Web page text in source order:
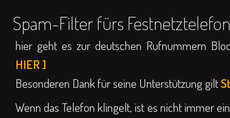
Spam-Filter fürs Festnetztelefon
hier geht es zur deutschen Rufnummern
HIER ]
Besonderen Dank für seine Unterstützung gilt
Wenn das Telefon klingelt, ist es nicht immer